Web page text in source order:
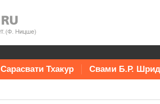
Сарасвати Тхакур Свами Б.Р.